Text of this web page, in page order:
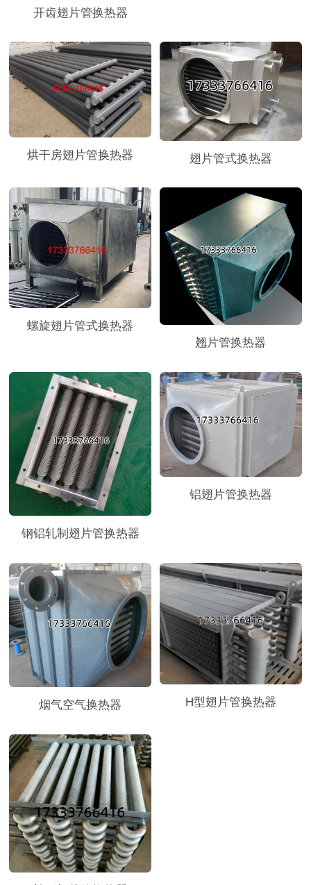
开齿翅片管换热器
烘干房翅片管换热器 翅片管式换热器
螺旋翅片管式换热器
翘片管换热器
钢铝轧制翅片管换热器
铝翅片管换热器
烟气空气换热器 H型翅片管换热器